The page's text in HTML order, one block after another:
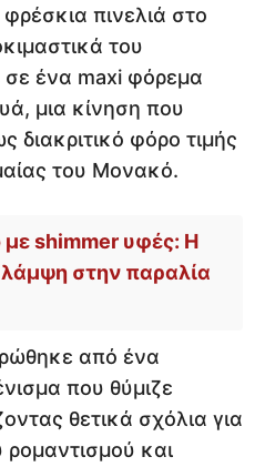
πινελιά στο
του
ένα maxi φόρεμα
μια κίνηση που
διακριτικό φόρο τιμής
του Μονακό.
με shimmer υφές: Η
στην παραλία
από ένα
που θύμιζε
θετικά σχόλια για
ρομαντισμού και